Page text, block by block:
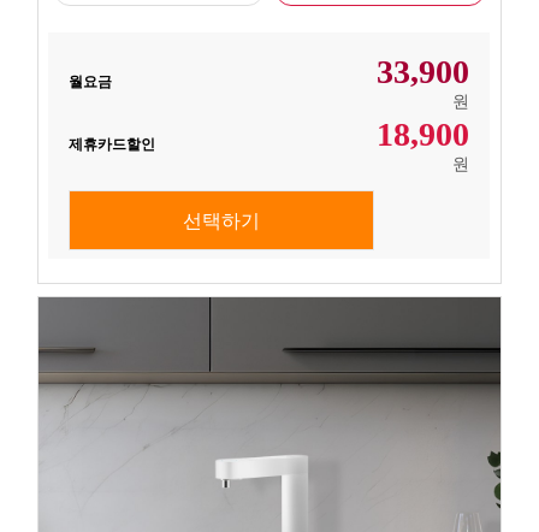
월요금 33,900
원
제휴카드할인 18,900
원
선택하기